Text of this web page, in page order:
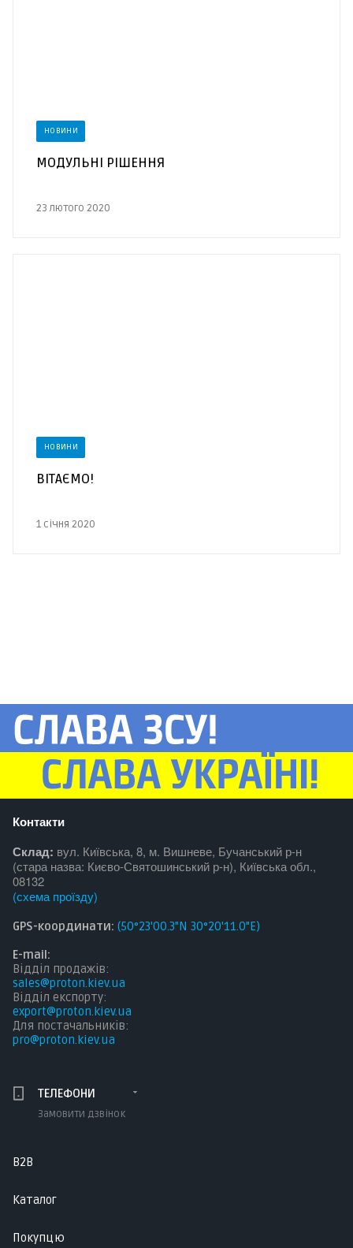
НОВИНИ
MОДУЛЬНІ РІШЕННЯ
23 лютого 2020
НОВИНИ
ВІТАЄМО!
1 січня 2020
Контакти
Склад: вул. Київська, 8, м. Вишневе, Бучанський р-н
(стара назва: Києво-Святошинський р-н), Київська обл.,
08132
(схема проїзду)
GPS-координати: (50°23'00.3"N 30°20'11.0"E)
E-mail:
Відділ продажів:
sales@proton.kiev.ua
Відділ експорту:
export@proton.kiev.ua
Для постачальників:
pro@proton.kiev.ua
ТЕЛЕФОНИ
Замовити дзвінок
B2B
Каталог
Покупцю